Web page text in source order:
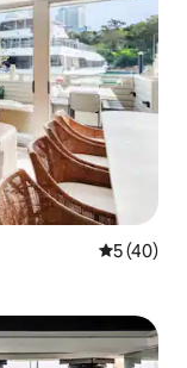
5 de
5 (40)